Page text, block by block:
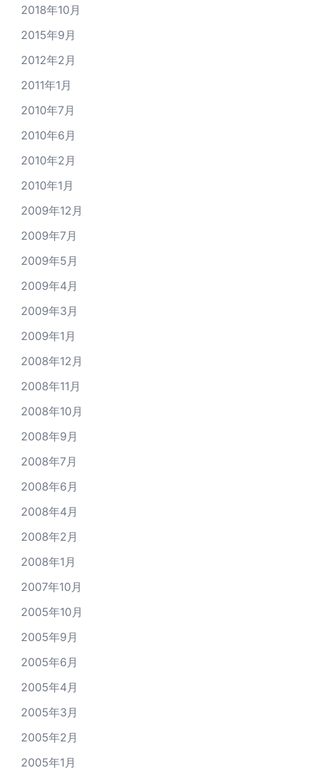
2018年10月
2015年9月
2012年2月
2011年1月
2010年7月
2010年6月
2010年2月
2010年1月
2009年12月
2009年7月
2009年5月
2009年4月
2009年3月
2009年1月
2008年12月
2008年11月
2008年10月
2008年9月
2008年7月
2008年6月
2008年4月
2008年2月
2008年1月
2007年10月
2005年10月
2005年9月
2005年6月
2005年4月
2005年3月
2005年2月
2005年1月